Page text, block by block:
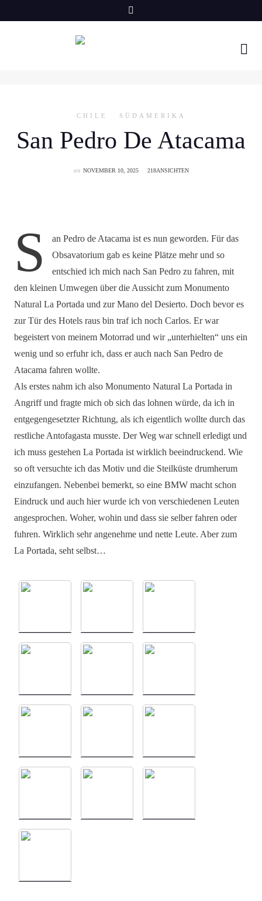
to
CHILE SÜDAMERIKA
San Pedro De Atacama
on NOVEMBER 10, 2025 218ANSICHTEN
S
an Pedro de Atacama ist es nun geworden. Für das
Obsavatorium gab es keine Plätze mehr und so
entschied ich mich nach San Pedro zu fahren, mit
den kleinen Umwegen über die Aussicht zum Monumento
Natural La Portada und zur Mano del Desierto. Doch bevor es
zur Tür des Hotels raus bin traf ich noch Carlos. Er war
begeistert von meinem Motorrad und wir „unterhielten“ uns ein
wenig und so erfuhr ich, dass er auch nach San Pedro de
Atacama fahren wollte.
Als erstes nahm ich also Monumento Natural La Portada in
Angriff und fragte mich ob sich das lohnen würde, da ich in
entgegengesetzter Richtung, als ich eigentlich wollte durch das
restliche Antofagasta musste. Der Weg war schnell erledigt und
ich muss gestehen La Portada ist wirklich beeindruckend. Wie
so oft versuchte ich das Motiv und die Steilküste drumherum
einzufangen. Nebenbei bemerkt, so eine BMW macht schon
Eindruck und auch hier wurde ich von verschiedenen Leuten
angesprochen. Woher, wohin und dass sie selber fahren oder
fuhren. Wirklich sehr angenehme und nette Leute. Aber zum
La Portada, seht selbst…